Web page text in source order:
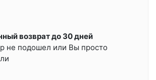
возврат до 30 дней
не подошел или Вы просто